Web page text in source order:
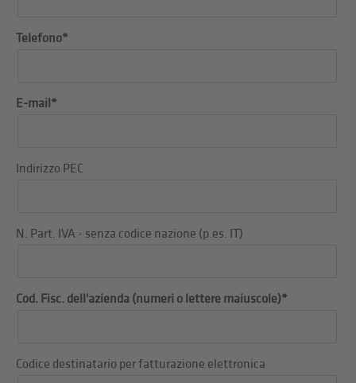
Telefono*
E-mail*
Indirizzo PEC
N. Part. IVA - senza codice nazione (p.es. IT)
Cod. Fisc. dell'azienda (numeri o lettere maiuscole)*
Codice destinatario per fatturazione elettronica